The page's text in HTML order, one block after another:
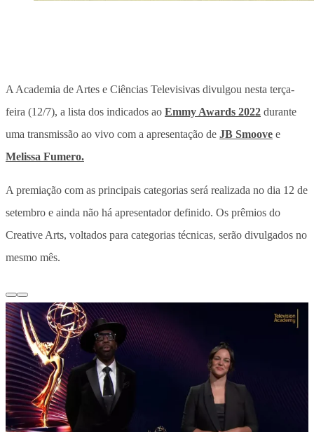
A Academia de Artes e Ciências Televisivas divulgou nesta terça-
feira (12/7), a lista dos indicados ao Emmy Awards 2022 durante
uma transmissão ao vivo com a apresentação de JB Smoove e
Melissa Fumero.
A premiação com as principais categorias será realizada no dia 12 de
setembro e ainda não há apresentador definido. Os prêmios do
Creative Arts, voltados para categorias técnicas, serão divulgados no
mesmo mês.